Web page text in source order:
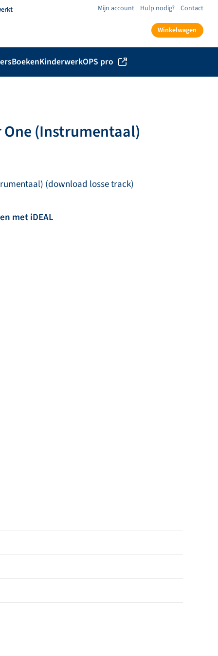
Mijn account Hulp nodig? Contact
Winkelwagen
BoekenKinderwerkOPS pro
One (Instrumentaal)
(download losse track)
met iDEAL